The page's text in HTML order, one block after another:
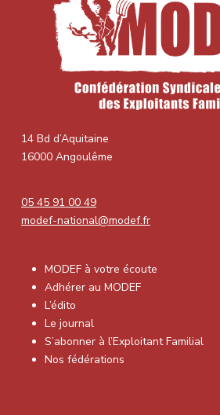
14 Bd d’Aquitaine
16000 Angoulême
05 45 91 00 49
modef-national@modef.fr
MODEF à votre écoute
Adhérer au MODEF
L’édito
Le journal
S’abonner à l’Exploitant Familial
Nos fédérations